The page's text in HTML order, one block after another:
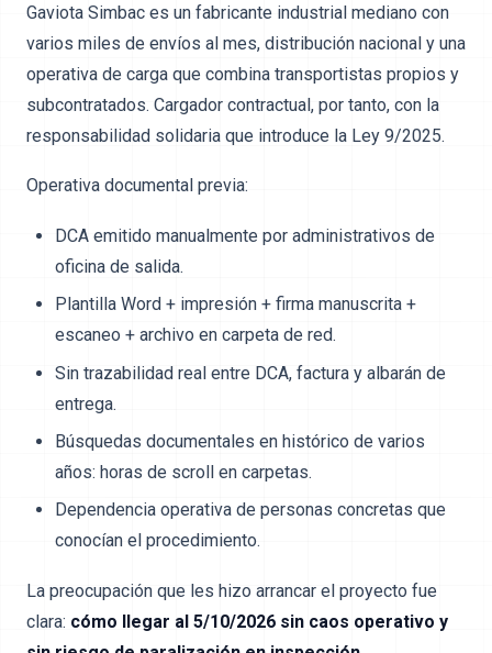
Gaviota Simbac es un fabricante industrial mediano con
varios miles de envíos al mes, distribución nacional y una
operativa de carga que combina transportistas propios y
subcontratados. Cargador contractual, por tanto, con la
responsabilidad solidaria que introduce la Ley 9/2025.
Operativa documental previa:
DCA emitido manualmente por administrativos de
oficina de salida.
Plantilla Word + impresión + firma manuscrita +
escaneo + archivo en carpeta de red.
Sin trazabilidad real entre DCA, factura y albarán de
entrega.
Búsquedas documentales en histórico de varios
años: horas de scroll en carpetas.
Dependencia operativa de personas concretas que
conocían el procedimiento.
La preocupación que les hizo arrancar el proyecto fue
clara: cómo llegar al 5/10/2026 sin caos operativo y